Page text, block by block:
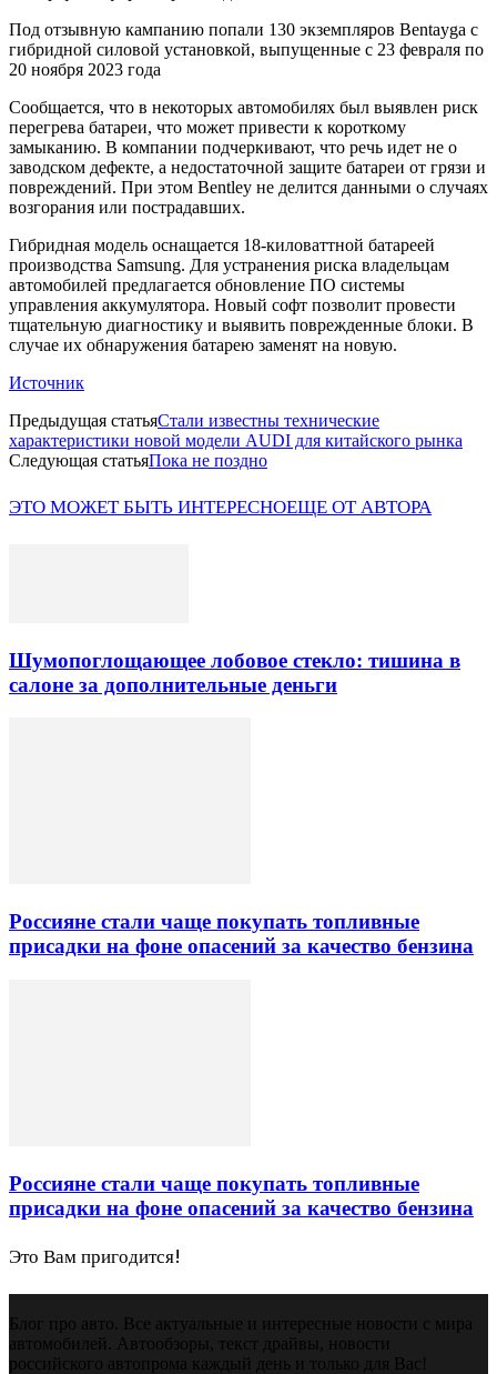
Под отзывную кампанию попали 130 экземпляров Bentayga с
гибридной силовой установкой, выпущенные с 23 февраля по
20 ноября 2023 года
Сообщается, что в некоторых автомобилях был выявлен риск
перегрева батареи, что может привести к короткому
замыканию. В компании подчеркивают, что речь идет не о
заводском дефекте, а недостаточной защите батареи от грязи и
повреждений. При этом Bentley не делится данными о случаях
возгорания или пострадавших.
Гибридная модель оснащается 18-киловаттной батареей
производства Samsung. Для устранения риска владельцам
автомобилей предлагается обновление ПО системы
управления аккумулятора. Новый софт позволит провести
тщательную диагностику и выявить поврежденные блоки. В
случае их обнаружения батарею заменят на новую.
Источник
Предыдущая статьяСтали известны технические
характеристики новой модели AUDI для китайского рынка
Следующая статьяПока не поздно
ЭТО МОЖЕТ БЫТЬ ИНТЕРЕСНОЕЩЕ ОТ АВТОРА
Шумопоглощающее лобовое стекло: тишина в
салоне за дополнительные деньги
Россияне стали чаще покупать топливные
присадки на фоне опасений за качество бензина
Россияне стали чаще покупать топливные
присадки на фоне опасений за качество бензина
Это Вам пригодится!
Блог про авто. Все актуальные и интересные новости с мира
автомобилей. Автообзоры, текст драйвы, новости
российского автопрома каждый день и только для Вас!